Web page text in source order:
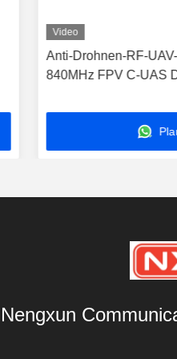
Video
Anti-Drohnen-RF-
840MHz FPV C-UAS
Nengxun